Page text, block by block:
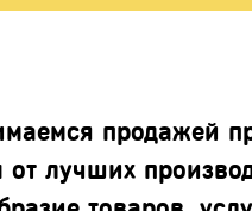
продажей
от лучших